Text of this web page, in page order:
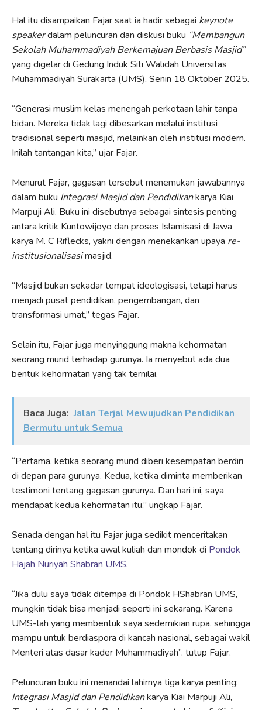
Hal itu disampaikan Fajar saat ia hadir sebagai keynote
speakerdalam peluncuran dan diskusi buku “Membangun
Sekolah Muhammadiyah Berkemajuan Berbasis Masjid”
yang digelar di Gedung Induk Siti Walidah Universitas
Muhammadiyah Surakarta (UMS), Senin 18 Oktober 2025.
“Generasi muslim kelas menengah perkotaan lahir tanpa
bidan. Mereka tidak lagi dibesarkan melalui institusi
tradisional seperti masjid, melainkan oleh institusi modern.
Inilah tantangan kita,” ujar Fajar.
Menurut Fajar, gagasan tersebut menemukan jawabannya
dalam buku Integrasi Masjid dan Pendidikankarya Kiai
Marpuji Ali. Buku ini disebutnya sebagai sintesis penting
antara kritik Kuntowijoyo dan proses Islamisasi di Jawa
karya M. C Riflecks, yakni dengan menekankan upaya re-
institusionalisasimasjid.
“Masjid bukan sekadar tempat ideologisasi, tetapi harus
menjadi pusat pendidikan, pengembangan, dan
transformasi umat,” tegas Fajar.
Selain itu, Fajar juga menyinggung makna kehormatan
seorang murid terhadap gurunya. Ia menyebut ada dua
bentuk kehormatan yang tak ternilai.
Baca Juga: Jalan Terjal Mewujudkan Pendidikan
Bermutu untuk Semua
“Pertama, ketika seorang murid diberi kesempatan berdiri
di depan para gurunya. Kedua, ketika diminta memberikan
testimoni tentang gagasan gurunya. Dan hari ini, saya
mendapat kedua kehormatan itu,” ungkap Fajar.
Senada dengan hal itu Fajar juga sedikit menceritakan
tentang dirinya ketika awal kuliah dan mondok di Pondok
Hajah Nuriyah Shabran UMS.
“Jika dulu saya tidak ditempa di Pondok HShabran UMS,
mungkin tidak bisa menjadi seperti ini sekarang. Karena
UMS-lah yang membentuk saya sedemikian rupa, sehingga
mampu untuk berdiaspora di kancah nasional, sebagai wakil
Menteri atas dasar kader Muhammadiyah”. tutup Fajar.
Peluncuran buku ini menandai lahirnya tiga karya penting:
Integrasi Masjid dan Pendidikankarya Kiai Marpuji Ali,